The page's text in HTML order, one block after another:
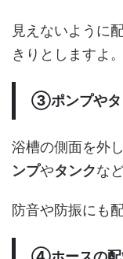
見えないように
きりとしますよ。
③ポンプやタ
浴槽の側面を外
ンプやタンクな
防音や防振にも